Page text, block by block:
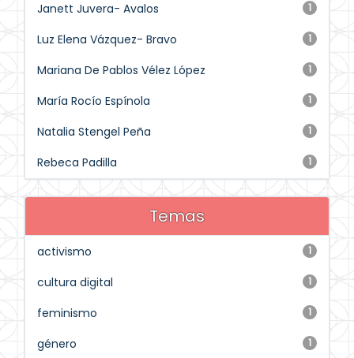
1
Janett Juvera- Avalos
1
Luz Elena Vázquez- Bravo
1
Mariana De Pablos Vélez López
1
María Rocío Espínola
1
Natalia Stengel Peña
1
Rebeca Padilla
Temas
1
activismo
1
cultura digital
1
feminismo
1
género